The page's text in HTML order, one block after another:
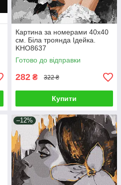
Картина за номерами 40х40
см. Біла троянда Ідейка.
KHO8637
Готово до відправки
282 ₴ 322 ₴
Купити
–12%